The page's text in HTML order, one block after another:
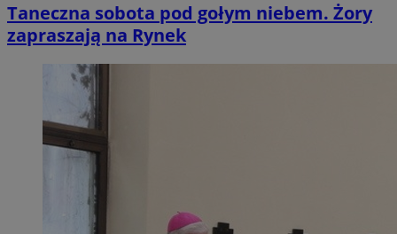
Taneczna sobota pod gołym niebem. Żory
zapraszają na Rynek